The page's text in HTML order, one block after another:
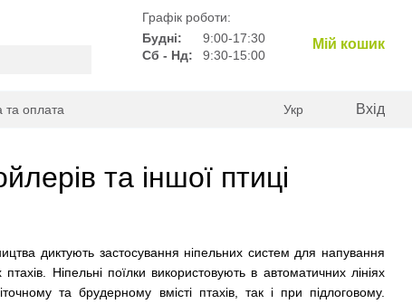
Графік роботи:
Будні:
9:00-17:30
Сб - Нд:
9:30-15:00
Мій кошик
та оплата Укр Вхід
та іншої птиці
диктують застосування ніпельних систем для напування
птахів. Ніпельні поїлки використовують в автоматичних лініях
та брудерному вмісті птахів, так і при підлоговому.